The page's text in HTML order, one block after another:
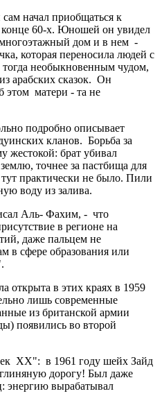
начал приобщаться к
конце 60-х. Юношей он увидел
дом и в нем -
которая переносила людей с
тогда необыкновенным чудом,
арабских сказок. Он
этом матери - та не
подробно описывает
кланов. Борьба за
жестокой: брат убивал
точнее за пастбища для
практически не было. Пили
воду из залива.
Аль- Фахим, - что
в регионе на
даже пальцем не
в сфере образования или
открыта в этих краях в 1959
лишь современные
из британской армии
появились во второй
ХХ": в 1961 году шейх Зайд
дорогу! Был даже
энергию вырабатывал